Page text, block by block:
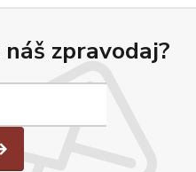
zpravodaj?